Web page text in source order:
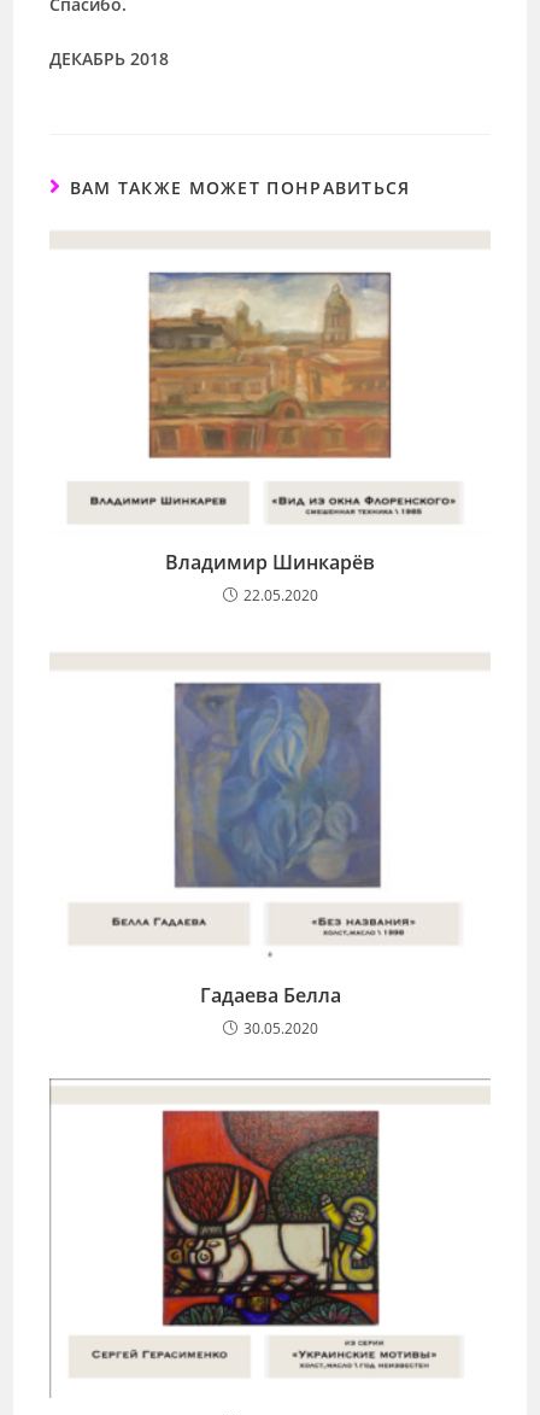
ДЕКАБРЬ 2018
ВАМ ТАКЖЕ МОЖЕТ ПОНРАВИТЬСЯ
Владимир Шинкарёв
22.05.2020
Гадаева Белла
30.05.2020